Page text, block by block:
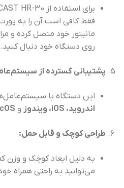
مانیتور خود متصل کرده و
روی دستگاه خود دنبال کنید.
پشتیبانی گسترده از
این دستگاه با
اندروید، iOS، ویندوز و
طراحی کوچک و قابل حمل:
به دلیل ابعاد کوچک و وزن
می‌توانید به راحتی همراه